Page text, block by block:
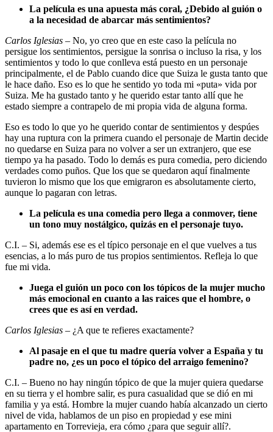
La película es una apuesta más coral, ¿Debido al guión o
a la necesidad de abarcar más sentimientos?
Carlos Iglesias – No, yo creo que en este caso la película no
persigue los sentimientos, persigue la sonrisa o incluso la risa, y los
sentimientos y todo lo que conlleva está puesto en un personaje
principalmente, el de Pablo cuando dice que Suiza le gusta tanto que
le hace daño. Eso es lo que he sentido yo toda mi «puta» vida por
Suiza. Me ha gustado tanto y he querido estar tanto allí que he
estado siempre a contrapelo de mi propia vida de alguna forma.
Eso es todo lo que yo he querido contar de sentimientos y despúes
hay una ruptura con la primera cuando el personaje de Martin decide
no quedarse en Suiza para no volver a ser un extranjero, que ese
tiempo ya ha pasado. Todo lo demás es pura comedia, pero diciendo
verdades como puños. Que los que se quedaron aquí finalmente
tuvieron lo mismo que los que emigraron es absolutamente cierto,
aunque lo pagaran con letras.
La película es una comedia pero llega a conmover, tiene
un tono muy nostálgico, quizás en el personaje tuyo.
C.I. – Si, además ese es el típico personaje en el que vuelves a tus
esencias, a lo más puro de tus propios sentimientos. Refleja lo que
fue mi vida.
Juega el guión un poco con los tópicos de la mujer mucho
más emocional en cuanto a las raices que el hombre, o
crees que es así en verdad.
Carlos Iglesias – ¿A que te refieres exactamente?
Al pasaje en el que tu madre quería volver a España y tu
padre no, ¿es un poco el tópico del arraigo femenino?
C.I. – Bueno no hay ningún tópico de que la mujer quiera quedarse
en su tierra y el hombre salir, es pura casualidad que se dió en mi
familia y ya está. Hombre la mujer cuando había alcanzado un cierto
nivel de vida, hablamos de un piso en propiedad y ese mini
apartamento en Torrevieja, era cómo ¿para que seguir allí?.